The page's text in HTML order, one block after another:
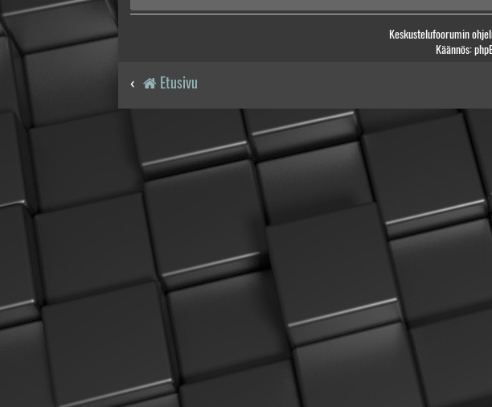
Keskustelufoorumin
Käännös:
Etusivu